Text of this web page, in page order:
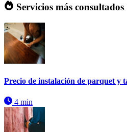
Servicios más consultados
Precio de instalación de parquet y
4 min